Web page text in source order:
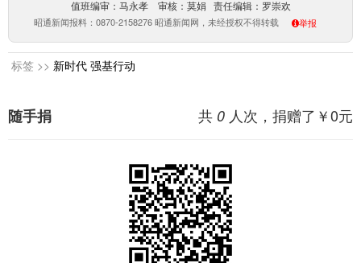
值班编审：马永孝 审核：莫娟 责任编辑：罗崇欢
昭通新闻报料：0870-2158276 昭通新闻网，未经授权不得转载 举报
标签 >> 新时代 强基行动
共 0 人次，捐赠了￥0元
随手捐